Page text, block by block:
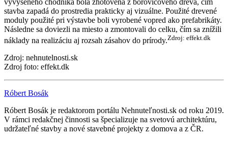
stavba zapadá do prostredia prakticky aj vizuálne. Použité drevené
moduly použité pri výstavbe boli vyrobené vopred ako prefabrikáty.
Následne sa doviezli na miesto a zmontovali do celku, čím sa znížili
náklady na realizáciu aj rozsah zásahov do prírody.Zdroj: effekt.dk
Zdroj: nehnutelnosti.sk
Zdroj foto: effekt.dk
Róbert Bosák
Róbert Bosák je redaktorom portálu Nehnuteľnosti.sk od roku 2019.
V rámci redakčnej činnosti sa špecializuje na svetovú architektúru,
udržateľné stavby a nové stavebné projekty z domova a z ČR.